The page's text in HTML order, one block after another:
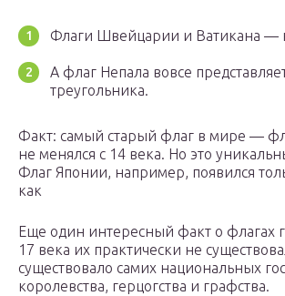
Флаги Швейцарии и Ватикана —
А флаг Непала вовсе
треугольника.
Факт: самый старый флаг в мире —
не менялся с 14 века. Но это
Флаг Японии, например, появился
как
Еще один интересный факт о флагах
17 века их практически не
существовало самих национальных
королевства, герцогства и графства.